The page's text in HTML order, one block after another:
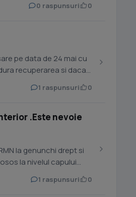
0 raspunsuri 0
pe data de 24 mai cu
recuperarea si daca
1 raspunsuri 0
.Este nevoie
la genunchi drept si
la nivelul capului
1 raspunsuri 0